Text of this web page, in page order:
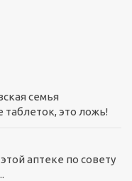
семья
таблеток, это ложь!
аптеке по совету